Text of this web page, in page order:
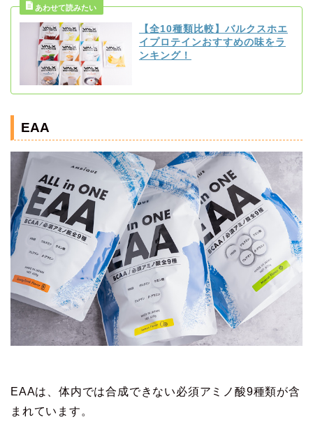
【全10種類比較】バルクスホエ
イプロテインおすすめの味をラ
ンキング！
EAA
EAAは、体内では合成できない必須アミノ酸9種類が含
まれています。